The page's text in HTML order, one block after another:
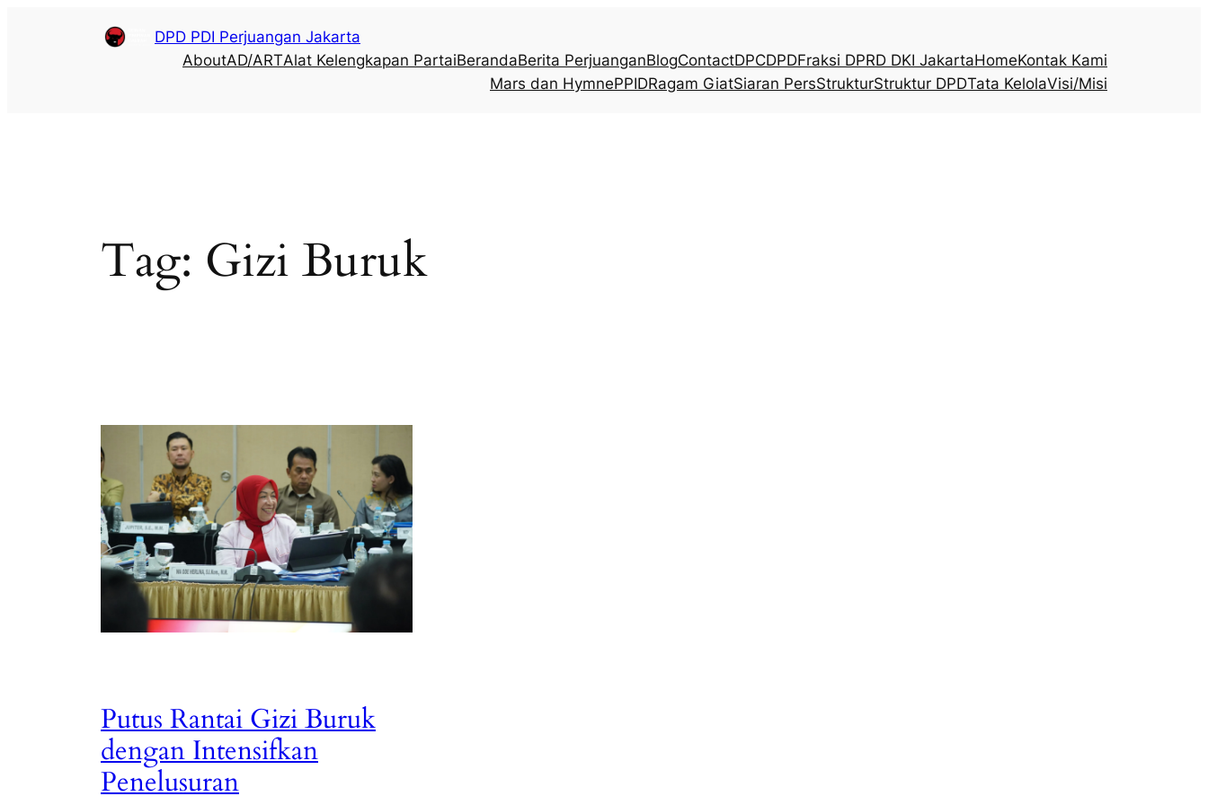
DPD PDI Perjuangan Jakarta
AboutAD/ARTAlat Kelengkapan PartaiBerandaBerita PerjuanganBlogContactDPCDPDFraksi DPRD DKI JakartaHomeKontak Kami
Mars dan HymnePPIDRagam GiatSiaran PersStrukturStruktur DPDTata KelolaVisi/Misi
Tag: Gizi Buruk
Putus Rantai Gizi Buruk
dengan Intensifkan
Penelusuran